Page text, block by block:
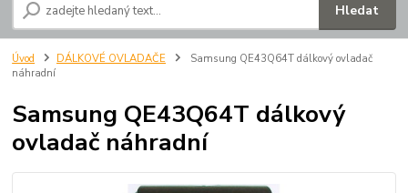
Hledat
Úvod DÁLKOVÉ OVLADAČE
Samsung QE43Q64T dálkový ovladač
náhradní
Samsung QE43Q64T dálkový
ovladač náhradní